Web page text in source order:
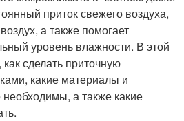
приток свежего воздуха,
а также помогает
уровень влажности. В этой
сделать приточную
какие материалы и
а также какие